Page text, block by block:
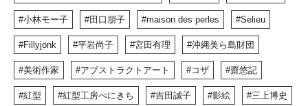
小林モー子 田口朋子 maison des perles Selieu
Fillyjonk 平岩尚子 宮田有理 沖縄美ら島財団
美術作家 アブストラクトアート コザ 齋悠記
紅型 紅型工房べにきち 吉田誠子 影絵 三上博史